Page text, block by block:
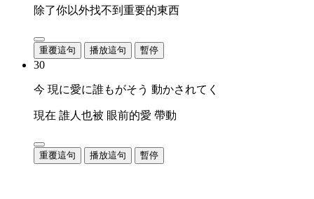
除了你以外找不到重要的東西
重覆這句 播放這句 暫停
30
今 現に愛に誰もがそう 動かされてく
現在 誰人也被 眼前的愛 帶動
重覆這句 播放這句 暫停